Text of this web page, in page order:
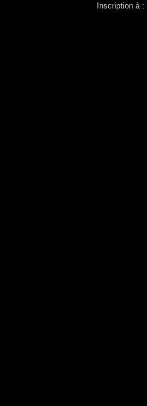
Inscription à :